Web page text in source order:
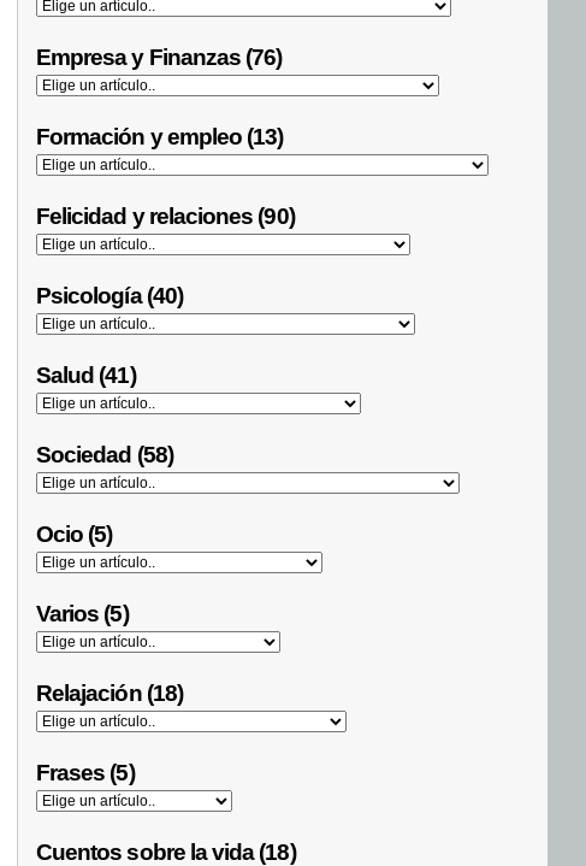
Empresa y Finanzas (76)
Formación y empleo (13)
Felicidad y relaciones (90)
Psicología (40)
Salud (41)
Sociedad (58)
Ocio (5)
Varios (5)
Relajación (18)
Frases (5)
Cuentos sobre la vida (18)